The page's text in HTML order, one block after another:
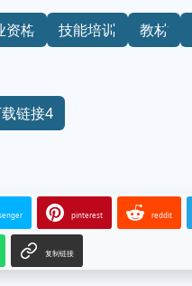
资格 技能培训 教材
链接4
pinterest reddit
复制链接